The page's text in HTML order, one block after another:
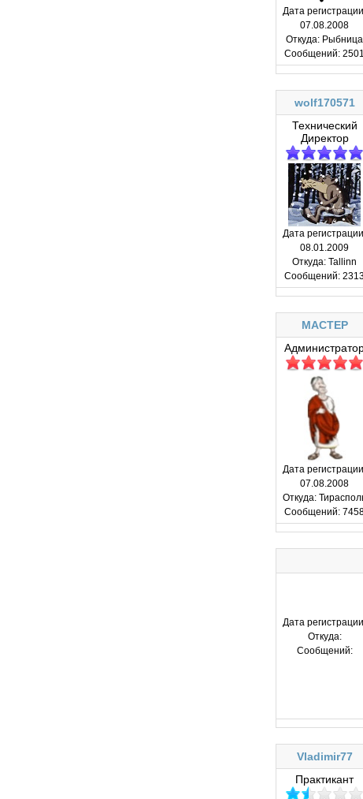
Дата
07.08.2008
Откуда: Рыбница
Сообщений: 2501
wolf170571
Технический
Директор
Дата
08.01.2009
Откуда: Tallinn
Сообщений:
MACTEP
Дата
07.08.2008
Откуда:
Сообщений:
Дата
Откуда:
Сообщений:
Vladimir77
Практикант